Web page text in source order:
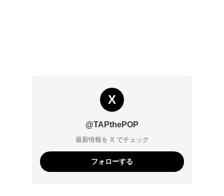
X
@TAPthePOP
最新情報を X でチェック
フォローする